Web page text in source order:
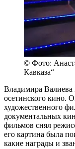
© Фото:
Кавказа“
Владимира
осетинского кино.
художественного
документальных
фильмов снял
его картина была
какие награды и